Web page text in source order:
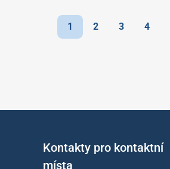
1 2 3 4
Kontakty pro kontaktní
místa